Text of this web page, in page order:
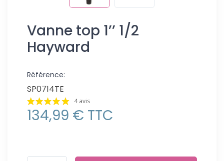
Vanne top 1’’ 1/2
Hayward
Référence:
SP0714TE
4 avis
134,99 € TTC